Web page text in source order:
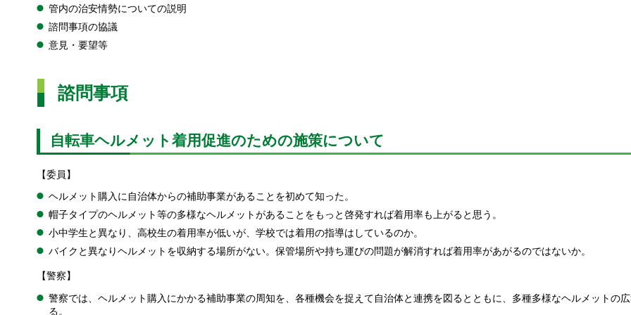
管内の治安情勢についての説明
諮問事項の協議
意見・要望等
諮問事項
自転車ヘルメット着用促進のための施策について
【委員】
ヘルメット購入に自治体からの補助事業があることを初めて知った。
帽子タイプのヘルメット等の多様なヘルメットがあることをもっと啓発すれば着用率も上がると思う。
小中学生と異なり、高校生の着用率が低いが、学校では着用の指導はしているのか。
バイクと異なりヘルメットを収納する場所がない。保管場所や持ち運びの問題が解消すれば着用率があがるのではないか。
【警察】
警察では、ヘルメット購入にかかる補助事業の周知を、各種機会を捉えて自治体と連携を図るとともに、多種多様なヘルメットの
る。